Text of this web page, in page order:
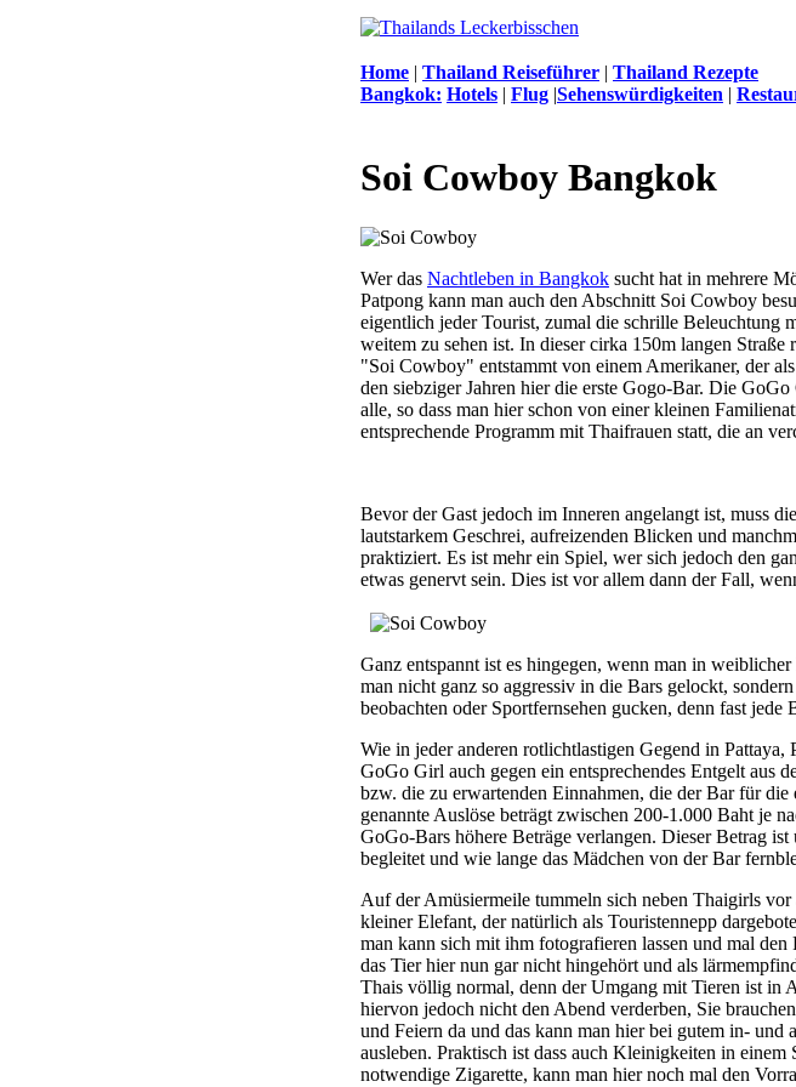
Home | Thailand Reiseführer | Thailand Rezepte
Bangkok: Hotels | Flug |Sehenswürdigkeiten |
Soi Cowboy Bangkok
Wer das Nachtleben in Bangkok sucht hat in mehrere
Patpong kann man auch den Abschnitt Soi Cowboy
eigentlich jeder Tourist, zumal die schrille Beleuchtung
weitem zu sehen ist. In dieser cirka 150m langen
"Soi Cowboy" entstammt von einem Amerikaner, der
den siebziger Jahren hier die erste Gogo-Bar. Die
alle, so dass man hier schon von einer kleinen
entsprechende Programm mit Thaifrauen statt, die an
Bevor der Gast jedoch im Inneren angelangt ist, muss
lautstarkem Geschrei, aufreizenden Blicken und
praktiziert. Es ist mehr ein Spiel, wer sich jedoch den
etwas genervt sein. Dies ist vor allem dann der Fall,
Ganz entspannt ist es hingegen, wenn man in
man nicht ganz so aggressiv in die Bars gelockt,
beobachten oder Sportfernsehen gucken, denn fast jede
Wie in jeder anderen rotlichtlastigen Gegend in
GoGo Girl auch gegen ein entsprechendes Entgelt aus
bzw. die zu erwartenden Einnahmen, die der Bar für
genannte Auslöse beträgt zwischen 200-1.000 Baht je
GoGo-Bars höhere Beträge verlangen. Dieser Betrag
begleitet und wie lange das Mädchen von der Bar
Auf der Amüsiermeile tummeln sich neben Thaigirls
kleiner Elefant, der natürlich als Touristennepp
man kann sich mit ihm fotografieren lassen und mal
das Tier hier nun gar nicht hingehört und als
Thais völlig normal, denn der Umgang mit Tieren ist in
hiervon jedoch nicht den Abend verderben, Sie
und Feiern da und das kann man hier bei gutem in-
ausleben. Praktisch ist dass auch Kleinigkeiten in
notwendige Zigarette, kann man hier noch mal den